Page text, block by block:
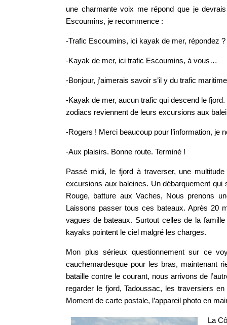
une charmante voix me répond que je
Escoumins, je recommence :
-Trafic Escoumins, ici kayak de mer, répondez ?
-Kayak de mer, ici trafic Escoumins, à vous…
-Bonjour, j’aimerais savoir s’il y du trafic
-Kayak de mer, aucun trafic qui descend le
zodiacs reviennent de leurs excursions aux
-Rogers ! Merci beaucoup pour l’information, je
-Aux plaisirs. Bonne route. Terminé !
Passé midi, le fjord à traverser, une
excursions aux baleines. Un débarquement qui
Rouge, batture aux Vaches, Nous prenons
Laissons passer tous ces bateaux. Après 20
vagues de bateaux. Surtout celles de la
kayaks pointent le ciel malgré les charges.
Mon plus sérieux questionnement sur ce
cauchemardesque pour les bras, maintenant
bataille contre le courant, nous arrivons de
regarder le fjord, Tadoussac, les traversiers
Moment de carte postale, l’appareil photo en
La